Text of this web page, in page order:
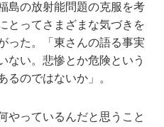
島の放射能問題の克服を考
とってさまざまな気づきを
った。「東さんの語る事実
ない。悲惨とか危険という
るのではないか」。
やっているんだと思うこと